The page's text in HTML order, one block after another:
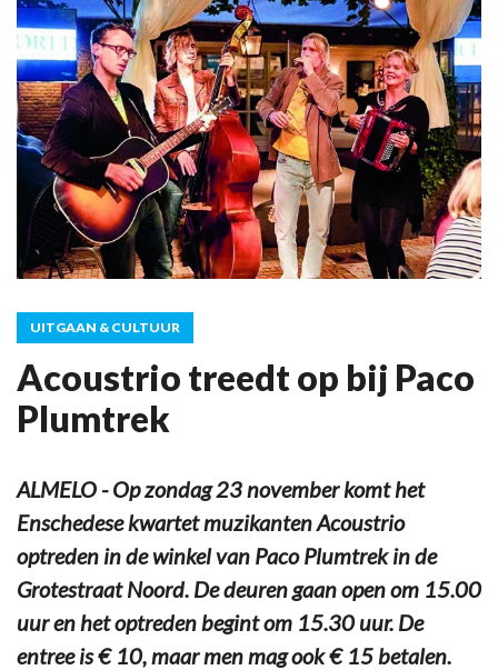
UITGAAN & CULTUUR
Acoustrio treedt op bij Paco
Plumtrek
ALMELO - Op zondag 23 november komt het
Enschedese kwartet muzikanten Acoustrio
optreden in de winkel van Paco Plumtrek in de
Grotestraat Noord. De deuren gaan open om 15.00
uur en het optreden begint om 15.30 uur. De
entree is € 10, maar men mag ook € 15 betalen.